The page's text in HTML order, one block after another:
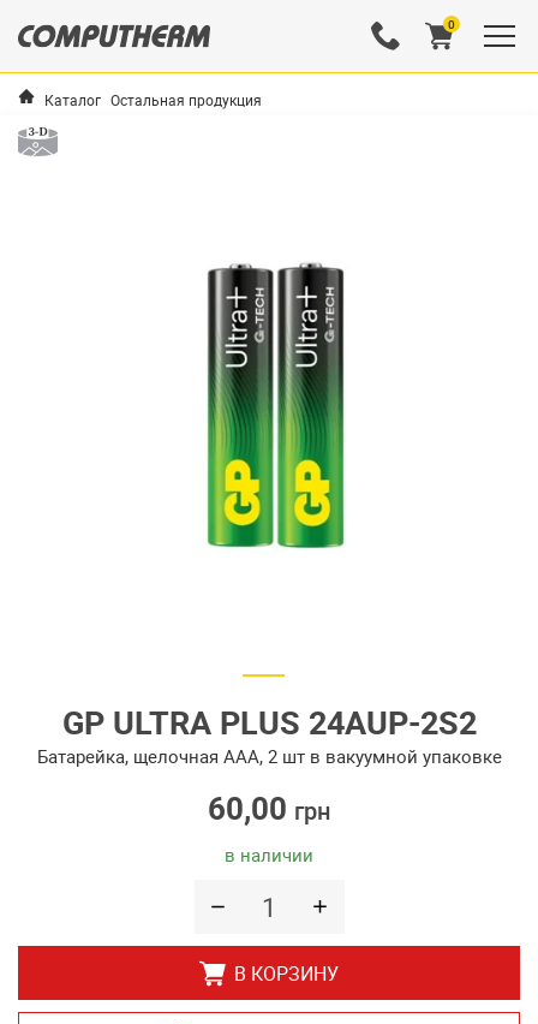
0
Каталог Остальная продукция
GP ULTRA PLUS 24AUP-2S2
Батарейка, щелочная AAA, 2 шт в вакуумной упаковке
60,00 грн
в наличии
В КОРЗИНУ